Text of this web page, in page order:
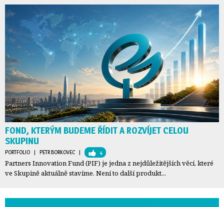
FOND, KTERÝM BUDEME ŘÍDIT A ROZVÍJET CELOU
SKUPINU
PORTFOLIO | PETR BORKOVEC | 4
Partners Innovation Fund (PIF) je jedna z nejdůležitějších věcí, které
ve Skupině aktuálně stavíme. Není to další produkt...